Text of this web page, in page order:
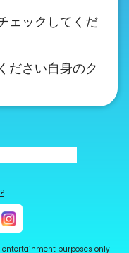
ェックしてくだ
ださい自身のク
purposes only